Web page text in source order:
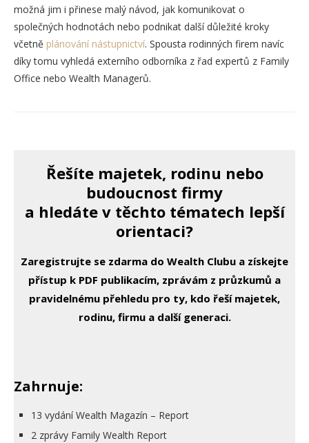
možná jim i přinese malý návod, jak komunikovat o
společných hodnotách nebo podnikat další důležité kroky
včetně plánování nástupnictví. Spousta rodinných firem navíc
díky tomu vyhledá externího odborníka z řad expertů z Family
Office nebo Wealth Managerů.
Řešíte majetek, rodinu nebo
budoucnost firmy
a hledáte v těchto tématech lepší
orientaci?
Zaregistrujte se zdarma do Wealth Clubu a získejte
přístup k PDF publikacím, zprávám z průzkumů a
pravidelnému přehledu pro ty, kdo řeší majetek,
rodinu, firmu a další generaci.
Zahrnuje:
13 vydání Wealth Magazín – Report
2 zprávy Family Wealth Report